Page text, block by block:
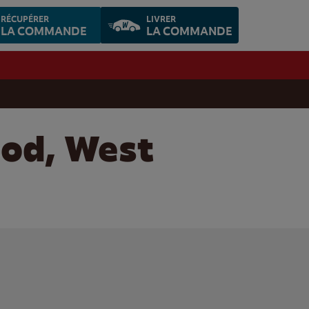
RÉCUPÉRER
LA COMMANDE
LIVRER
LA COMMANDE
West